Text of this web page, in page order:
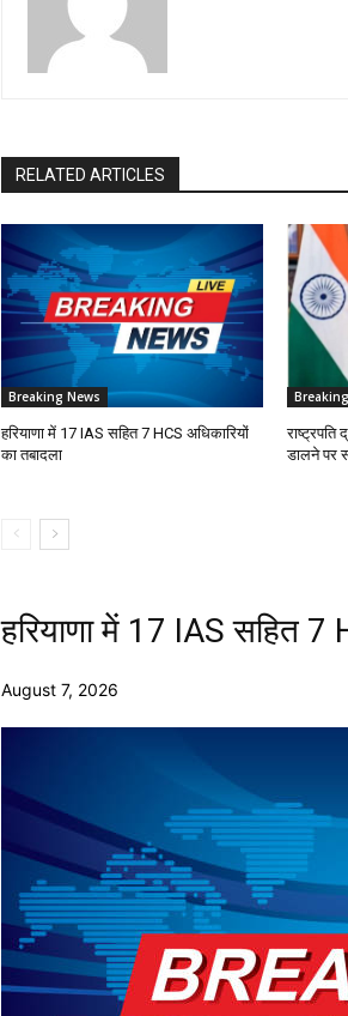
RELATED ARTICLES
Breaking News
हरियाणा में 17 IAS सहित 7 HCS अधिकारियों
का तबादला
राष्ट्रपति
डालने पर
हरियाणा में 17 IAS सहित 7
August 7, 2026